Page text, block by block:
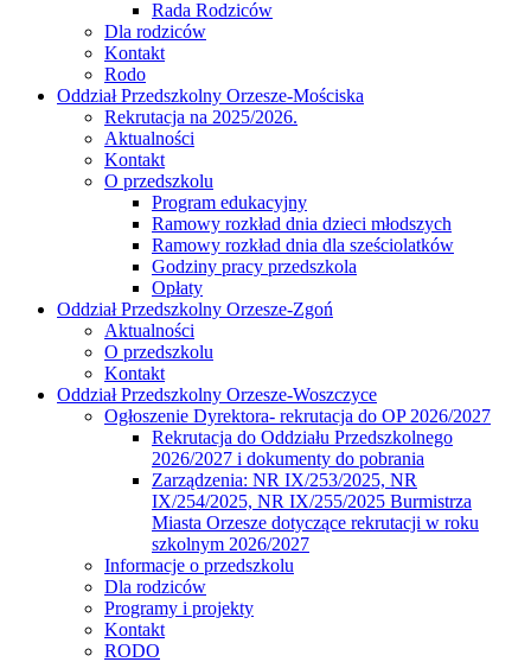
Rada Rodziców
Dla rodziców
Kontakt
Rodo
Oddział Przedszkolny Orzesze-Mościska
Rekrutacja na 2025/2026.
Aktualności
Kontakt
O przedszkolu
Program edukacyjny
Ramowy rozkład dnia dzieci młodszych
Ramowy rozkład dnia dla sześciolatków
Godziny pracy przedszkola
Opłaty
Oddział Przedszkolny Orzesze-Zgoń
Aktualności
O przedszkolu
Kontakt
Oddział Przedszkolny Orzesze-Woszczyce
Ogłoszenie Dyrektora- rekrutacja do OP 2026/2027
Rekrutacja do Oddziału Przedszkolnego
2026/2027 i dokumenty do pobrania
Zarządzenia: NR IX/253/2025, NR
IX/254/2025, NR IX/255/2025 Burmistrza
Miasta Orzesze dotyczące rekrutacji w roku
szkolnym 2026/2027
Informacje o przedszkolu
Dla rodziców
Programy i projekty
Kontakt
RODO